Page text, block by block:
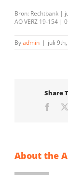
Bron: Rechtbank |
AO VERZ 19-154 |
Byadmin | juli
Share
About the